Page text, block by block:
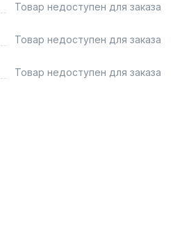
Товар недоступен для заказа
Товар недоступен для заказа
Товар недоступен для заказа